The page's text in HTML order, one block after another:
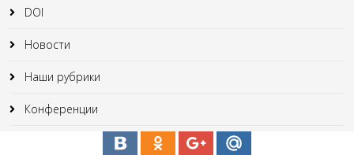
DOI
Новости
Наши рубрики
Конференции
Юридические статьи